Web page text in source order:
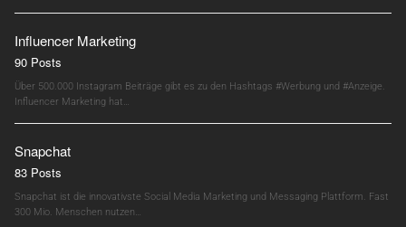
Influencer Marketing
90 Posts
Über 500.000 Instagram Beiträge gibt es zu den Hashtags #Werbung und #Anzeige.
Influencer Marketing hat…
Snapchat
83 Posts
Snapchat ist die innovativste Social Media Marketing und Messaging Plattform. Fast
300 Mio. Menschen nutzen…